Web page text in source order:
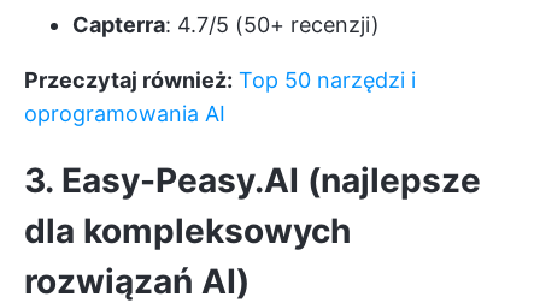
Capterra: 4.7/5 (50+ recenzji)
Przeczytaj również: Top 50 narzędzi i
oprogramowania AI
3. Easy-Peasy.AI (najlepsze
dla kompleksowych
rozwiązań AI)